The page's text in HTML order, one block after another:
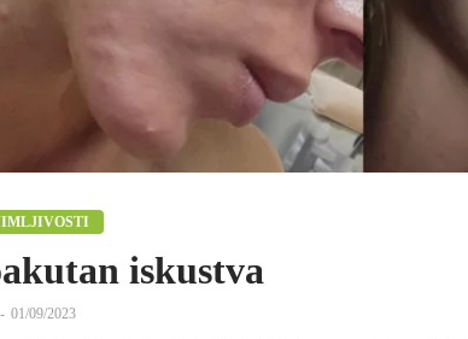
iskustva
01/09/2023